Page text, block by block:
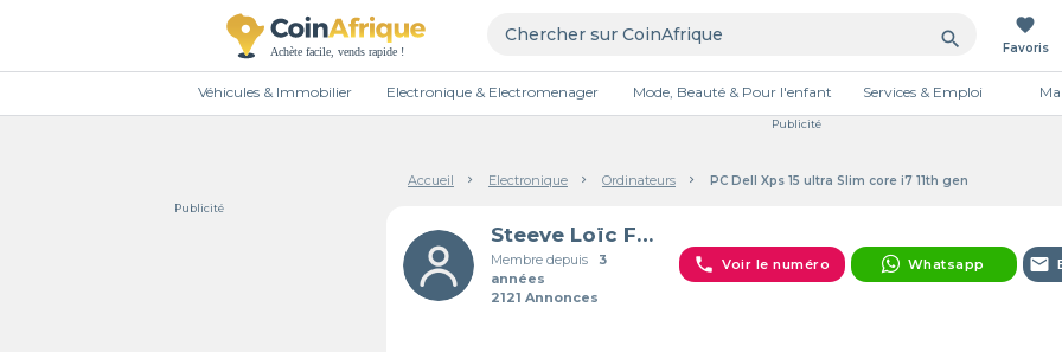
search
favorite
Favoris
Véhicules & Immobilier Electronique & Electromenager Mode, Beauté & Pour l'enfant Services & Emploi
Publicité
Accueil Electronique Ordinateurs PC Dell Xps 15 ultra Slim core i7 11th gen
Publicité
Steeve Loïc Fankem
Membre depuis3
années
2121 Annonces
phone Voir le numéro Whatsapp email